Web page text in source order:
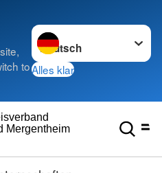
to
Sprache wechseln zu
Alles klar
Mergentheim e.V.